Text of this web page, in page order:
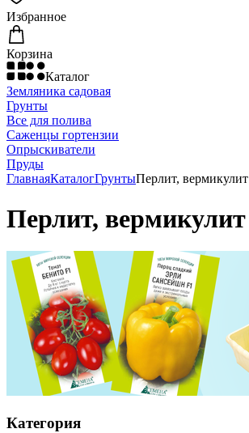
Избранное
Корзина
Каталог
Земляника садовая
Грунты
Все для полива
Саженцы гортензии
Опрыскиватели
Пруды
ГлавнаяКаталогГрунтыПерлит, вермикулит
Перлит, вермикулит
Категория